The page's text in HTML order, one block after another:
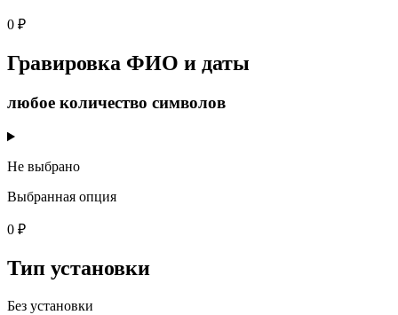
0 ₽
Гравировка ФИО и даты
любое количество символов
Не выбрано
Выбранная опция
0 ₽
Тип установки
Без установки